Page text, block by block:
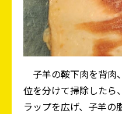
子羊の鞍下肉を背肉
位を分けて掃除したら
ラップを広げ、子羊の